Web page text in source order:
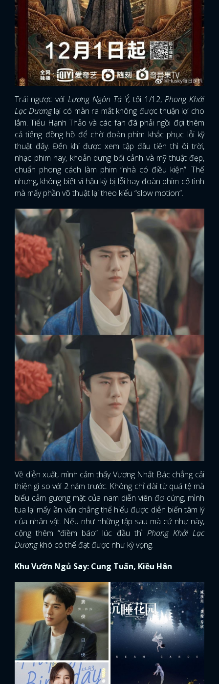
Trái ngược với Lương Ngôn Tả Ý, tối 1/12, Phong Khởi
Lạc Dươnglại có màn ra mắt không được thuận lợi cho
lắm. Tiểu Hạnh Thảo và các fan đã phải ngồi đợi thêm
cả tiếng đồng hồ để chờ đoàn phim khắc phục lỗi kỹ
thuật đấy. Đến khi được xem tập đầu tiên thì ôi trời,
nhạc phim hay, khoản dựng bối cảnh và mỹ thuật đẹp,
chuẩn phong cách làm phim “nhà có điều kiện”. Thế
nhưng, không biết vì hậu kỳ bị lỗi hay đoàn phim cố tình
mà mấy phần võ thuật lại theo kiểu “slow motion”.
Về diễn xuất, mình cảm thấy Vương Nhất Bác chẳng cải
thiện gì so với 2 năm trước. Không chỉ đài từ quá tệ mà
biểu cảm gương mặt của nam diễn viên đơ cứng, mình
tua lại mấy lần vẫn chẳng thể hiểu được diễn biến tâm lý
của nhân vật. Nếu như những tập sau mà cứ như này,
cộng thêm “điềm báo” lúc đầu thìPhong Khởi Lạc
Dươngkhó có thể đạt được như kỳ vọng.
Khu Vườn Ngủ Say: Cung Tuấn, Kiều Hân